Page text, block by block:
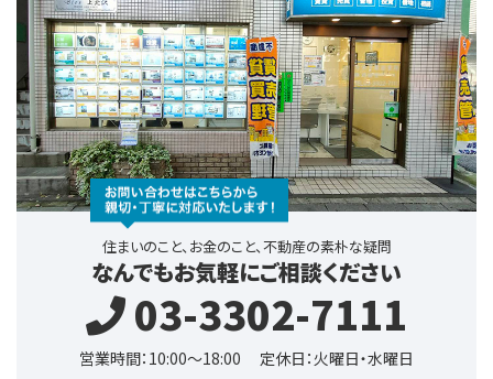
住まいのこと、お金のこと、不動産の素朴な疑問
なんでもお気軽にご相談ください
03-3302-7111
営業時間：10:00～18:00 定休日：火曜日・水曜日